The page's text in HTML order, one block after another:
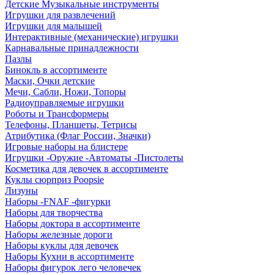
Детские Музыкальные инструменты
Игрушки для развлечений
Игрушки для малышей
Интерактивные (механические) игрушки
Карнавальные принадлежности
Пазлы
Бинокль в ассортименте
Маски, Очки детские
Мечи, Сабли, Ножи, Топоры
Радиоуправляемые игрушки
Роботы и Трансформеры
Телефоны, Планшеты, Тетрисы
Атрибутика (Флаг России, Значки)
Игровые наборы на блистере
Игрушки -Оружие -Автоматы -Пистолеты
Косметика для девочек в ассортименте
Куклы сюрприз Poopsie
Лизуны
Наборы -FNAF -фигурки
Наборы для творчества
Наборы доктора в ассортименте
Наборы железные дороги
Наборы куклы для девочек
Наборы Кухни в ассортименте
Наборы фигурок лего человечек